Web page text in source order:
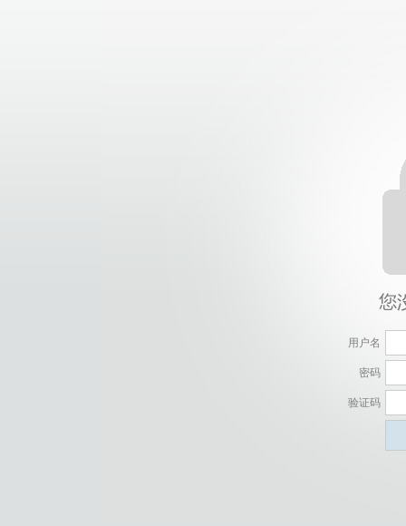
用户名
密码
验证码